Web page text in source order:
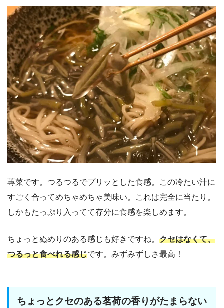
蓴菜です。つるつるでプリッとした食感。この冷たい汁に
すごく合ってめちゃめちゃ美味い。これは完全に当たり。
しかもたっぷり入ってて存分に食感を楽しめます。
ちょっとぬめりのある感じも好きですね。 クセはなくて、
つるっと食べれる感じです。みずみずしさ最高！
ちょっとクセのある茗荷の香りがたまらない